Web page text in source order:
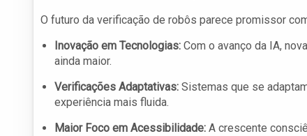
O futuro da verificação de robôs parece promissor
Inovação em Tecnologias: Com o avanço da IA,
ainda maior.
Verificações Adaptativas: Sistemas que se
experiência mais fluida.
Maior Foco em Acessibilidade: A crescente